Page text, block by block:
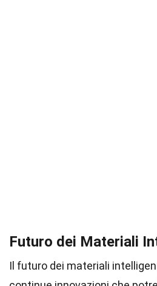
Futuro dei Materiali
Il futuro dei materiali